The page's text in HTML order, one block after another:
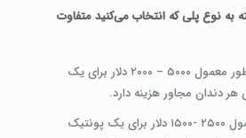
به نوع پلی که انتخاب می‌کنید متفاوت
پل سنتی یا کانتی لور به طور معمول ۵۰۰۰ – ۲۰۰۰ دلار برای یک
دندان مجاور هزینه دارد.
پل‌های مریلند به طور معمول ۲۵۰۰ -۱۵۰۰ دلار برای یک پونتیک